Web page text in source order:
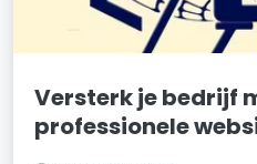
Versterk je bedrijf
professionele